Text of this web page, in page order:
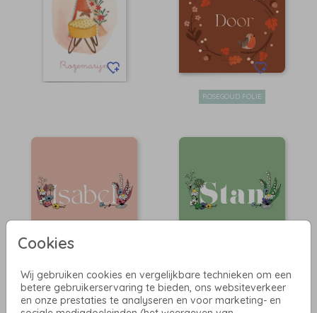
Cookies
Wij gebruiken cookies en vergelijkbare technieken om een
betere gebruikerservaring te bieden, ons websiteverkeer
en onze prestaties te analyseren en voor marketing- en
ROSEGOUD FOLIE